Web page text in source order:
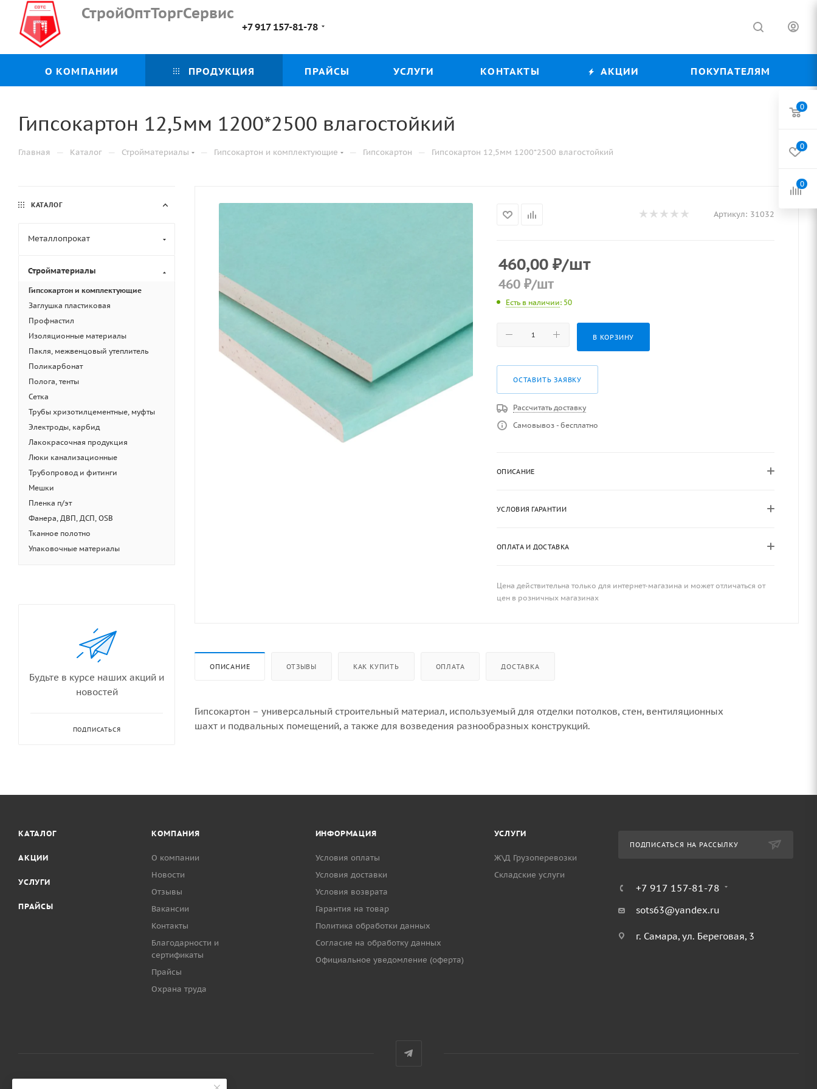
СтройОптТоргСервис
+7 917 157-81-78
О КОМПАНИИ ПРОДУКЦИЯ ПРАЙСЫ УСЛУГИ КОНТАКТЫ АКЦИИ ПОКУПАТЕЛЯМ
Гипсокартон 12,5мм 1200*2500 влагостойкий
Главная — Каталог — Стройматериалы — Гипсокартон и комплектующие — Гипсокартон — Гипсокартон 12,5мм 1200*2500 влагостойкий
Артикул: 31032
460,00 ₽/шт
460 ₽/шт
Есть в наличии: 50
В КОРЗИНУ
ОСТАВИТЬ ЗАЯВКУ
Рассчитать доставку
Самовывоз - бесплатно
ОПИСАНИЕ
УСЛОВИЯ ГАРАНТИИ
ОПЛАТА И ДОСТАВКА
Цена действительна только для интернет-магазина и может отличаться от
цен в розничных магазинах
ОПИСАНИЕ ОТЗЫВЫ КАК КУПИТЬ ОПЛАТА ДОСТАВКА
Гипсокартон – универсальный строительный материал, используемый для отделки потолков, стен, вентиляционных
шахт и подвальных помещений, а также для возведения разнообразных конструкций.
КАТАЛОГ
Металлопрокат
Стройматериалы
Гипсокартон и комплектующие
Заглушка пластиковая
Профнастил
Изоляционные материалы
Пакля, межвенцовый утеплитель
Поликарбонат
Полога, тенты
Сетка
Трубы хризотилцементные, муфты
Электроды, карбид
Лакокрасочная продукция
Люки канализационные
Трубопровод и фитинги
Мешки
Пленка п/эт
Фанера, ДВП, ДСП, OSB
Тканное полотно
Упаковочные материалы
Будьте в курсе наших акций и
новостей
ПОДПИСАТЬСЯ
КАТАЛОГ
АКЦИИ
УСЛУГИ
ПРАЙСЫ
КОМПАНИЯ
О компании
Новости
Отзывы
Вакансии
Контакты
Благодарности и
сертификаты
Прайсы
Охрана труда
ИНФОРМАЦИЯ
Условия оплаты
Условия доставки
Условия возврата
Гарантия на товар
Политика обработки данных
Согласие на обработку данных
Официальное уведомление (оферта)
УСЛУГИ
Ж\Д Грузоперевозки
Cкладские услуги
ПОДПИСАТЬСЯ НА РАССЫЛКУ
+7 917 157-81-78
sots63@yandex.ru
г. Самара, ул. Береговая, 3
0
0
0